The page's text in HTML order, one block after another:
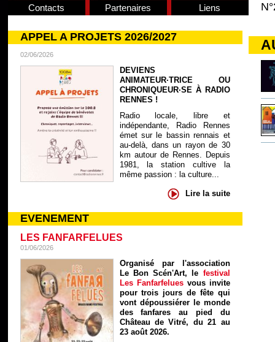
Contacts Partenaires Liens
APPEL A PROJETS 2026/2027
02/06/2026
DEVIENS
ANIMATEUR·TRICE OU
CHRONIQUEUR·SE À RADIO
RENNES !
Radio locale, libre et
indépendante, Radio Rennes
émet sur le bassin rennais et
au-delà, dans un rayon de 30
km autour de Rennes. Depuis
1981, la station cultive la
même passion : la culture...
Lire la suite
EVENEMENT
LES FANFARFELUES
01/06/2026
Organisé par l'association
Le Bon Scén'Art, le festival
Les Fanfarfelues vous invite
pour trois jours de fête qui
vont dépoussiérer le monde
des fanfares au pied du
Château de Vitré, du 21 au
23 août 2026.